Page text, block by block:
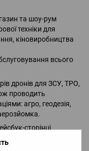
та шоу-рум
техніки для
кіновиробництва
всього
дронів для ЗСУ, ТРО,
проводить
агро, геодезія,
сторінці
18 тисяч учасників.